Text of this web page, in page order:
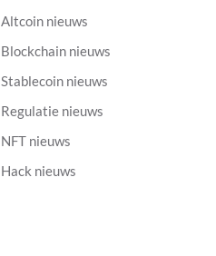
Altcoin nieuws
Blockchain nieuws
Stablecoin nieuws
Regulatie nieuws
NFT nieuws
Hack nieuws